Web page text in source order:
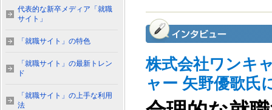
株式会社ワンキ
ャー 矢野優歌氏
代表的な新卒メディア「就職
サイト」
「就職サイト」の特色
「就職サイト」の最新トレン
ド
「就職サイト」の上手な利用
法